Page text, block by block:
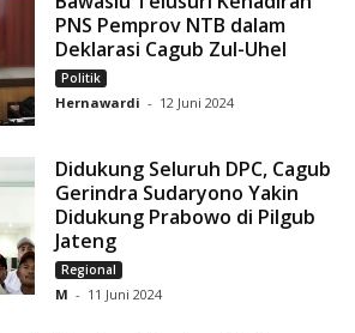
PNS Pemprov NTB dalam
Deklarasi Cagub Zul-Uhel
Politik
Hernawardi - 12 Juni 2024
Didukung Seluruh DPC, Cagub
Gerindra Sudaryono Yakin
Didukung Prabowo di Pilgub
Jateng
Regional
M - 11 Juni 2024